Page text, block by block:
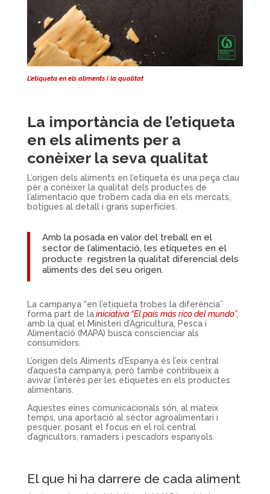
L’etiqueta en els aliments i la qualitat
La importància de l’etiqueta
en els aliments per a
conèixer la seva qualitat
L’origen dels aliments en l’etiqueta és una peça clau
per a conèixer la qualitat dels productes de
l’alimentació que trobem cada dia en els mercats,
botigues al detall i grans superfícies.
Amb la posada en valor del treball en el
sector de l’alimentació, les etiquetes en el
producte registren la qualitat diferencial dels
aliments des del seu origen.
La campanya “en l’etiqueta trobes la diferència”
forma part de lainiciativa “El país más rico del mundo”,
amb la qual el Ministeri d’Agricultura, Pesca i
Alimentació (MAPA) busca conscienciar als
consumidors.
L’origen dels Aliments d’Espanya és l’eix central
d’aquesta campanya, però també contribueix a
avivar l’interès per les etiquetes en els productes
alimentaris.
Aquestes eines comunicacionals són, al mateix
temps, una aportació al sector agroalimentari i
pesquer, posant el focus en el rol central
d’agricultors, ramaders i pescadors espanyols.
El que hi ha darrere de cada aliment